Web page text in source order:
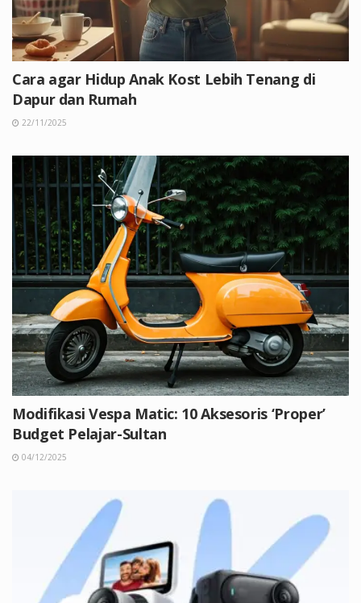
Cara agar Hidup Anak Kost Lebih Tenang di
Dapur dan Rumah
22/11/2025
Modifikasi Vespa Matic: 10 Aksesoris ‘Proper’
Budget Pelajar-Sultan
04/12/2025